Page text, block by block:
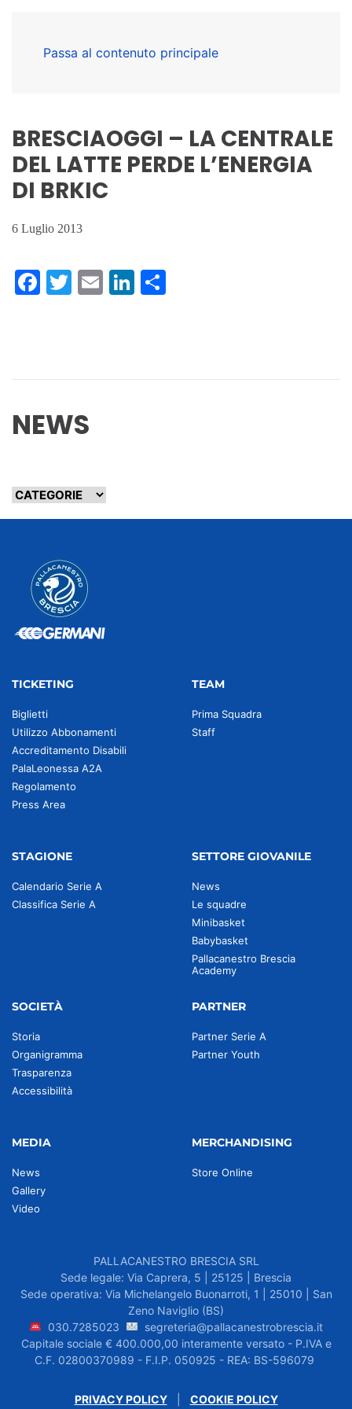
Passa al contenuto principale
BRESCIAOGGI – LA CENTRALE
DEL LATTE PERDE L’ENERGIA
DI BRKIC
6 Luglio 2013
Facebook
Twitter
EmailLinkedIn
NEWS
TICKETING
Biglietti
Utilizzo Abbonamenti
Accreditamento Disabili
PalaLeonessa A2A
Regolamento
Press Area
TEAM
Prima Squadra
Staff
STAGIONE
Calendario Serie A
Classifica Serie A
SETTORE GIOVANILE
News
Le squadre
Minibasket
Babybasket
Pallacanestro Brescia
Academy
SOCIETÀ
Storia
Organigramma
Trasparenza
Accessibilità
PARTNER
Partner Serie A
Partner Youth
MEDIA
News
Gallery
Video
MERCHANDISING
Store Online
PALLACANESTRO BRESCIA SRL
Sede legale: Via Caprera, 5 | 25125 | Brescia
Sede operativa: Via Michelangelo Buonarroti, 1 | 25010 | San
Zeno Naviglio (BS)
030.7285023
segreteria@pallacanestrobrescia.it
Capitale sociale € 400.000,00 interamente versato - P.IVA e
C.F. 02800370989 - F.I.P. 050925 - REA: BS-596079
PRIVACY POLICY| COOKIE POLICY